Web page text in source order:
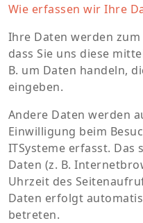
Wie erfassen wir Ihre
Ihre Daten werden
dass Sie uns diese
B. um Daten handeln,
eingeben.
Andere Daten werden
Einwilligung beim
ITSysteme erfasst. Das
Daten (z. B.
Uhrzeit des
Daten erfolgt
betreten.